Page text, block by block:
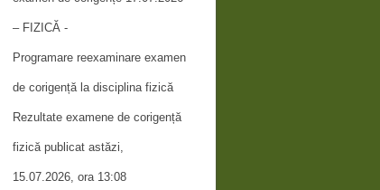
– FIZICĂ -
Programare reexaminare examen
de corigență la disciplina fizică
Rezultate examene de corigență
fizică publicat astăzi,
15.07.2026, ora 13:08